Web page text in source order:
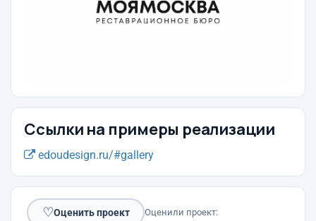
Ссылки на примеры реализации
edoudesign.ru/#gallery
♡Оценить проект Оценили проект: